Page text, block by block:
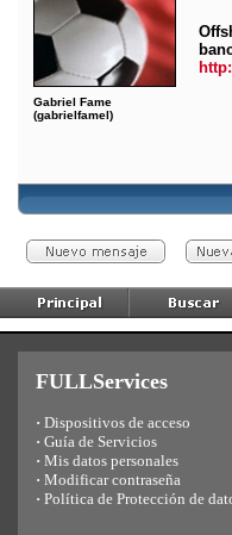
Gabriel Fame
(gabrielfamel)
FULLServices
· Dispositivos de acceso
· Guía de Servicios
· Mis datos personales
· Modificar contraseña
· Política de Protección de